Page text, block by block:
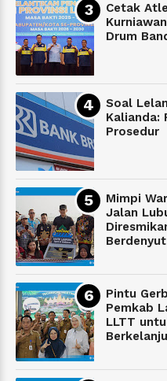
Cetak
Drum
Soal
Kalianda:
Prosedur
Mimpi
Jalan
Berdenyut
Pintu
Pemkab
LLTT